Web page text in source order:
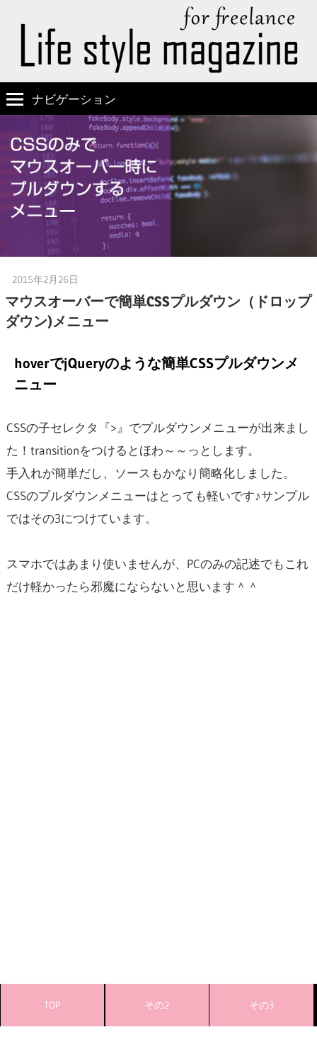
ナビゲーション
2015年2月26日
マウスオーバーで簡単CSSプルダウン（ドロップ
ダウン)メニュー
hoverでjQueryのような簡単CSSプルダウンメ
ニュー
CSSの子セレクタ『>』でプルダウンメニューが出来まし
た！transitionをつけるとほわ～～っとします。
手入れが簡単だし、ソースもかなり簡略化しました。
CSSのプルダウンメニューはとっても軽いです♪サンプル
ではその3につけています。
スマホではあまり使いませんが、PCのみの記述でもこれ
だけ軽かったら邪魔にならないと思います＾＾
TOP その2 その3